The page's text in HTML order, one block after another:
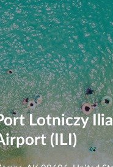
Lotniczy
(ILI)